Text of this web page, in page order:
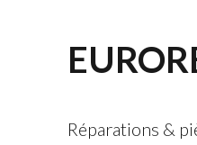
Réparations &